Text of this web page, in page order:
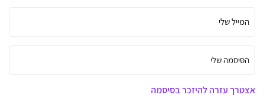
המייל שלי
הסיסמה שלי
אצטרך עזרה להיזכר בסיסמה